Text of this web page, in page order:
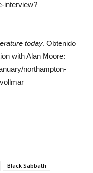
interview?
today. Obtenido
with Alan Moore:
northampton-
Black Sabbath